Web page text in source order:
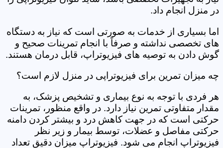
در منزل انجام داد.
اما بسیاری از خدمات به صورتی است که نیاز به دستگاه
های تخصصی نداشته و صرفاً با انجام تمرینات صحیح و
گوش دادن به توصیه های فیزیوتراپ، قابل درمان هستند.
چه میزان تمرین برای فیزیوتراپی در منزل لازم است؟
هر فردی با توجه به نوع بیماری و تشخیص پزشک، به
مقدار متفاوتی تمرین نیاز دارد. در واقع منظور، تمرینات
حرکتی است که در جهت کاهش درد و بیشتر کردن دامنه
حرکتی مفاصل و عضلات، توسط بیمار و زیر نظر
فیزیوتراپ انجام می شود. فیزیوتراپ میزان دقیق تعداد